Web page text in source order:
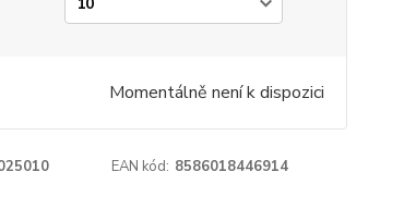
Momentálně není k dispozici
EAN kód: 8586018446914